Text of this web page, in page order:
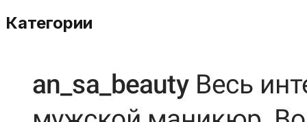
-расшифровка аудио; -рерайт /повышение
уникальности. ТЕМЫ: туризм, мода, культура,
Категории